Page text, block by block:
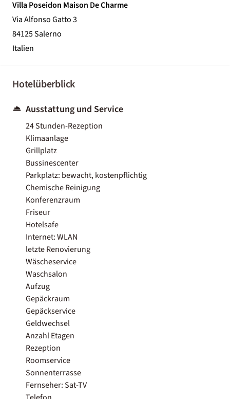
Villa Poseidon Maison De Charme
Via Alfonso Gatto 3
84125 Salerno
Italien
Hotelüberblick
Ausstattung und Service
24 Stunden-Rezeption
Klimaanlage
Grillplatz
Bussinescenter
Parkplatz: bewacht, kostenpflichtig
Chemische Reinigung
Konferenzraum
Friseur
Hotelsafe
Internet: WLAN
letzte Renovierung
Wäscheservice
Waschsalon
Aufzug
Gepäckraum
Gepäckservice
Geldwechsel
Anzahl Etagen
Rezeption
Roomservice
Sonnenterrasse
Fernseher: Sat-TV